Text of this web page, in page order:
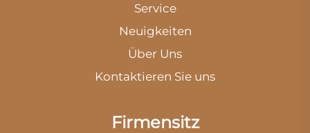
Service
Neuigkeiten
Über Uns
Kontaktieren Sie uns
Firmensitz